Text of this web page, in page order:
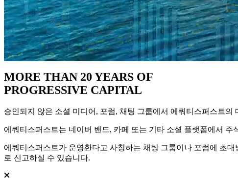
MORE THAN 20 YEARS OF
PROGRESSIVE CAPITAL
승인되지 않은 소셜 미디어, 포럼, 채팅 그룹에서 에쿼티스퍼스트
에쿼티스퍼스트는 네이버 밴드, 카페 또는 기타 소셜 플랫폼에서 주
에쿼티스퍼스트가 운영한다고 사칭하는 채팅 그룹이나 포럼에 초
로 신고하실 수 있습니다.